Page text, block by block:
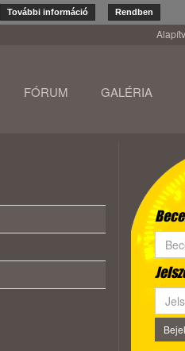
További információ Rendben
FÓRUM GALÉRIA